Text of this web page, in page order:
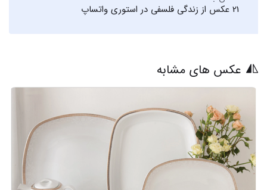
21 عکس از زندگی فلسفی در استوری واتساپ
عکس های مشابه